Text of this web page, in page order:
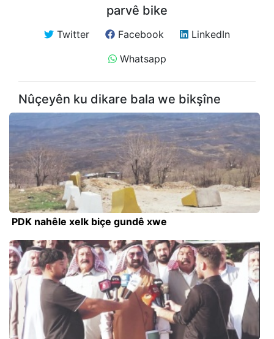
parvê bike
Twitter Facebook
LinkedIn
Whatsapp
Nûçeyên ku dikare bala we bikşîne
PDK nahêle xelk biçe gundê xwe